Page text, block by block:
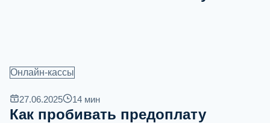
Онлайн-кассы
27.06.2025 14 мин
Как пробивать предоплату